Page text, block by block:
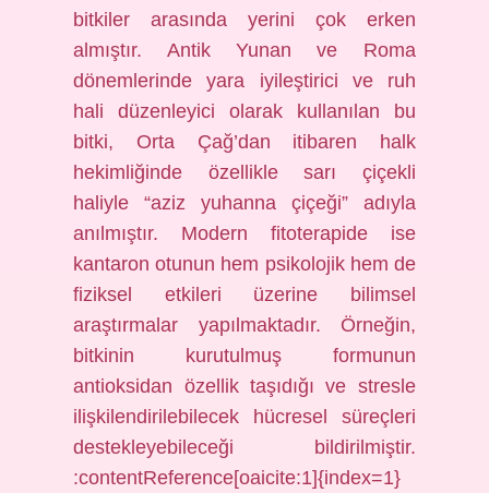
bitkiler arasında yerini çok erken
almıştır. Antik Yunan ve Roma
dönemlerinde yara iyileştirici ve ruh
hali düzenleyici olarak kullanılan bu
bitki, Orta Çağ’dan itibaren halk
hekimliğinde özellikle sarı çiçekli
haliyle “aziz yuhanna çiçeği” adıyla
anılmıştır. Modern fitoterapide ise
kantaron otunun hem psikolojik hem de
fiziksel etkileri üzerine bilimsel
araştırmalar yapılmaktadır. Örneğin,
bitkinin kurutulmuş formunun
antioksidan özellik taşıdığı ve stresle
ilişkilendirilebilecek hücresel süreçleri
destekleyebileceği bildirilmiştir.
:contentReference[oaicite:1]{index=1}